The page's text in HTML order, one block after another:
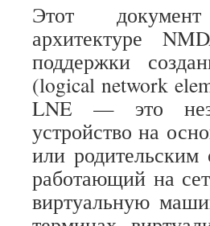
Этот документ
архитектуре
поддержки
(logical network
LNE — это
устройство на
или
работающий на
виртуальную